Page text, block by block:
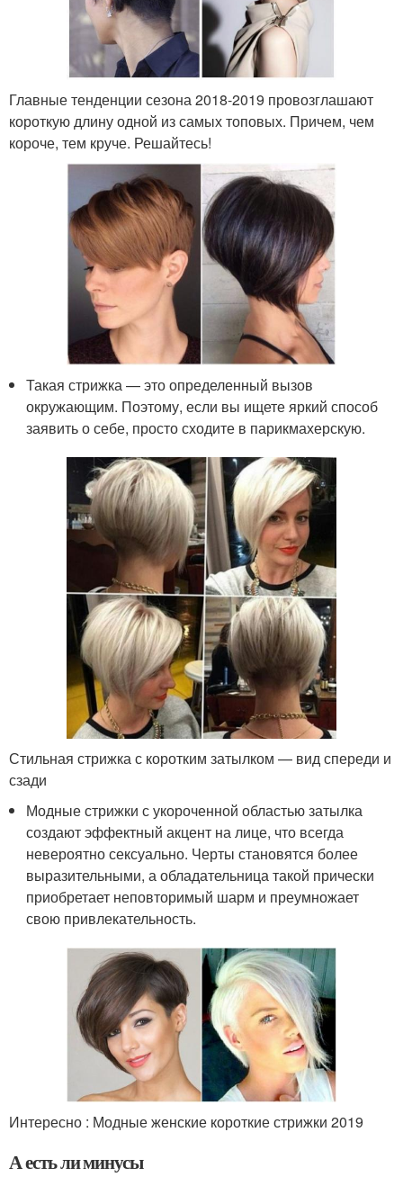
Главные тенденции сезона 2018-2019 провозглашают
короткую длину одной из самых топовых. Причем, чем
короче, тем круче. Решайтесь!
Такая стрижка — это определенный вызов
окружающим. Поэтому, если вы ищете яркий способ
заявить о себе, просто сходите в парикмахерскую.
Стильная стрижка с коротким затылком — вид спереди и
сзади
Модные стрижки с укороченной областью затылка
создают эффектный акцент на лице, что всегда
невероятно сексуально. Черты становятся более
выразительными, а обладательница такой прически
приобретает неповторимый шарм и преумножает
свою привлекательность.
Интересно : Модные женские короткие стрижки 2019
А есть ли минусы